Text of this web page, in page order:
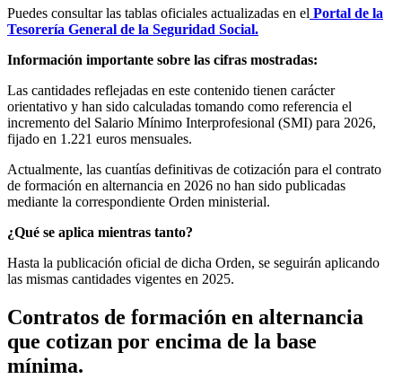
Puedes consultar las tablas oficiales actualizadas en el Portal de la
Tesorería General de la Seguridad Social.
Información importante sobre las cifras mostradas:
Las cantidades reflejadas en este contenido tienen carácter
orientativo y han sido calculadas tomando como referencia el
incremento del Salario Mínimo Interprofesional (SMI) para 2026,
fijado en 1.221 euros mensuales.
Actualmente, las cuantías definitivas de cotización para el contrato
de formación en alternancia en 2026 no han sido publicadas
mediante la correspondiente Orden ministerial.
¿Qué se aplica mientras tanto?
Hasta la publicación oficial de dicha Orden, se seguirán aplicando
las mismas cantidades vigentes en 2025.
Contratos de formación en alternancia
que cotizan por encima de la base
mínima.